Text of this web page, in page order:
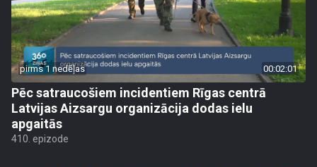
pirms 1 nedēļas 00:02:01
Pēc satraucošiem incidentiem Rīgas centrā
Latvijas Aizsargu organizācija dodas ielu
apgaitās
410. epizode